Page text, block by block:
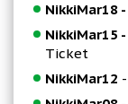
NikkiMar18 -
NikkiMar15 -
Ticket
NikkiMar12